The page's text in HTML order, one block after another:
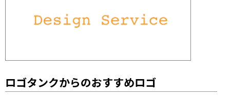
ロゴタンクからのおすすめロゴ